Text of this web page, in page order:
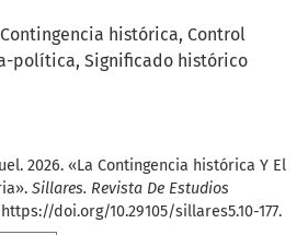
Contingencia histórica Control
política Significado histórico
2026. «La Contingencia histórica Y El
Sillares. Revista De Estudios
https://doi.org/10.29105/sillares5.10-177.